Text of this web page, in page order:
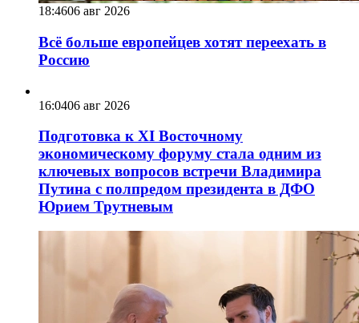
18:4606 авг 2026
Всё больше европейцев хотят переехать в
Россию
16:0406 авг 2026
Подготовка к XI Восточному
экономическому форуму стала одним из
ключевых вопросов встречи Владимира
Путина с полпредом президента в ДФО
Юрием Трутневым